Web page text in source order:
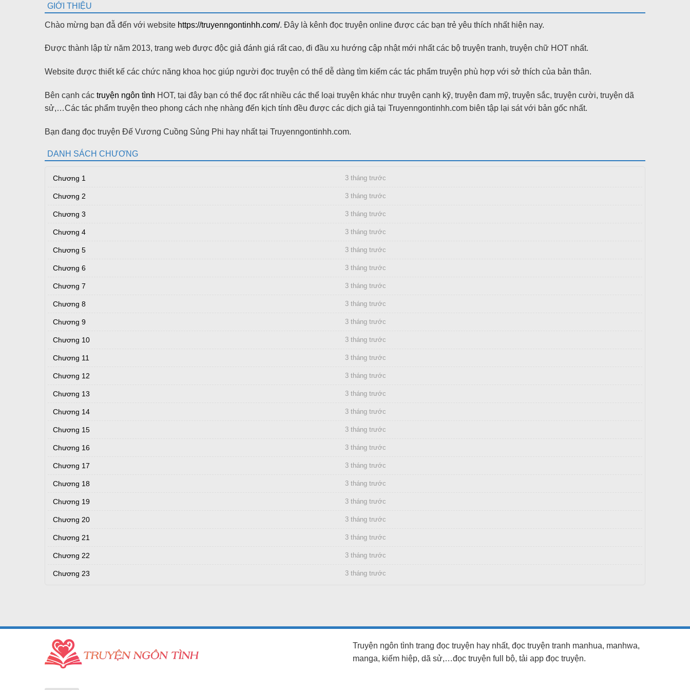
GIỚI THIỆU
Chào mừng bạn đẫ đến với website https://truyenngontinhh.com/. Đây là kênh đọc truyện online được các bạn trẻ yêu thích nhất hiện nay.
Được thành lập từ năm 2013, trang web được độc giả đánh giá rất cao, đi đầu xu hướng cập nhật mới nhất các bộ truyện tranh, truyện chữ HOT nhất.
Website được thiết kế các chức năng khoa học giúp người đọc truyện có thể dễ dàng tìm kiếm các tác phẩm truyện phù hợp với sở thích của bản thân.
Bên cạnh các truyện ngôn tình HOT, tại đây bạn có thể đọc rất nhiều các thể loại truyện khác như truyện cạnh kỹ, truyện đam mỹ, truyện sắc, truyện cười, truyện dã
sử,…Các tác phẩm truyện theo phong cách nhẹ nhàng đến kịch tính đều được các dịch giả tại Truyenngontinhh.com biên tập lại sát với bản gốc nhất.
Bạn đang đọc truyện Đế Vương Cuồng Sủng Phi hay nhất tại Truyenngontinhh.com.
DANH SÁCH CHƯƠNG
Chương 1 3 tháng trước
Chương 2 3 tháng trước
Chương 3 3 tháng trước
Chương 4 3 tháng trước
Chương 5 3 tháng trước
Chương 6 3 tháng trước
Chương 7 3 tháng trước
Chương 8 3 tháng trước
Chương 9 3 tháng trước
Chương 10 3 tháng trước
Chương 11 3 tháng trước
Chương 12 3 tháng trước
Chương 13 3 tháng trước
Chương 14 3 tháng trước
Chương 15 3 tháng trước
Chương 16 3 tháng trước
Chương 17 3 tháng trước
Chương 18 3 tháng trước
Chương 19 3 tháng trước
Chương 20 3 tháng trước
Chương 21 3 tháng trước
Chương 22 3 tháng trước
Chương 23 3 tháng trước
Truyện ngôn tình trang đọc truyện hay nhất, đọc truyện tranh manhua, manhwa,
manga, kiếm hiệp, dã sử,…đọc truyện full bộ, tải app đọc truyện.